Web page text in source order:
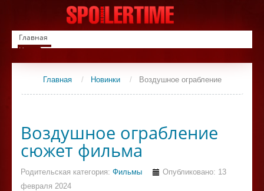
Главная
Новинки
Список фильмов
СериалыГлавная / Новинки / Воздушное ограбление
Воздушное ограбление
сюжет фильма
Родительская категория: Фильмы
Опубликовано: 13
февраля 2024